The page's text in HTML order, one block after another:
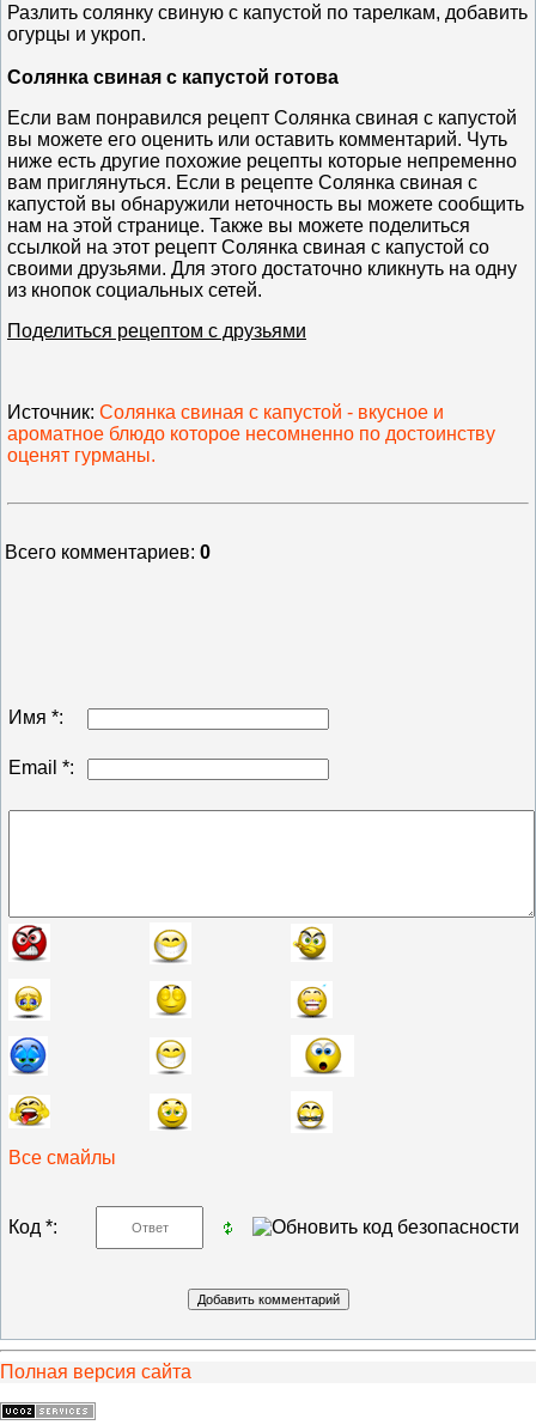
Разлить солянку свиную с капустой по тарелкам, добавить
огурцы и укроп.
Солянка свиная с капустой готова
Если вам понравился рецепт Солянка свиная с капустой
вы можете его оценить или оставить комментарий. Чуть
ниже есть другие похожие рецепты которые непременно
вам приглянуться. Если в рецепте Солянка свиная с
капустой вы обнаружили неточность вы можете сообщить
нам на этой странице. Также вы можете поделиться
ссылкой на этот рецепт Солянка свиная с капустой со
своими друзьями. Для этого достаточно кликнуть на одну
из кнопок социальных сетей.
Поделиться рецептом с друзьями
Источник: Солянка свиная с капустой - вкусное и
ароматное блюдо которое несомненно по достоинству
оценят гурманы.
Всего комментариев: 0
Имя *:
Email *:
Все смайлы
Код *:
Полная версия сайта